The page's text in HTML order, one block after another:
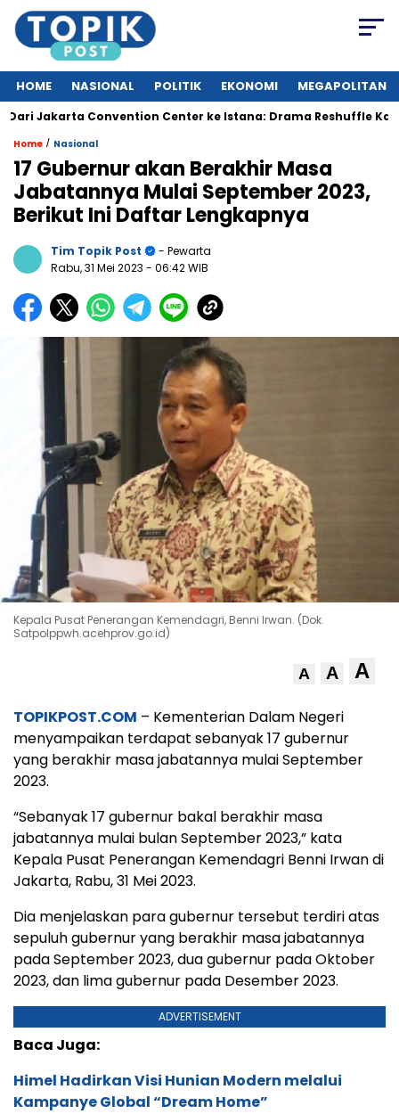
HOME NASIONAL POLITIK EKONOMI MEGAPOLITAN
Convention Center ke Istana: Drama Reshuffle Kabinet
Home / Nasional
17 Gubernur akan Berakhir Masa
Jabatannya Mulai September 2023,
Berikut Ini Daftar Lengkapnya
Tim Topik Post
- Pewarta
Rabu, 31 Mei 2023 - 06:42 WIB
Kepala Pusat Penerangan Kemendagri, Benni Irwan. (Dok.
Satpolppwh.acehprov.go.id)
A A A
TOPIKPOST.COM – Kementerian Dalam Negeri
menyampaikan terdapat sebanyak 17 gubernur
yang berakhir masa jabatannya mulai September
2023.
“Sebanyak 17 gubernur bakal berakhir masa
jabatannya mulai bulan September 2023,” kata
Kepala Pusat Penerangan Kemendagri Benni Irwan di
Jakarta, Rabu, 31 Mei 2023.
Dia menjelaskan para gubernur tersebut terdiri atas
sepuluh gubernur yang berakhir masa jabatannya
pada September 2023, dua gubernur pada Oktober
2023, dan lima gubernur pada Desember 2023.
ADVERTISEMENT
Baca Juga:
Himel Hadirkan Visi Hunian Modern melalui
Kampanye Global “Dream Home”